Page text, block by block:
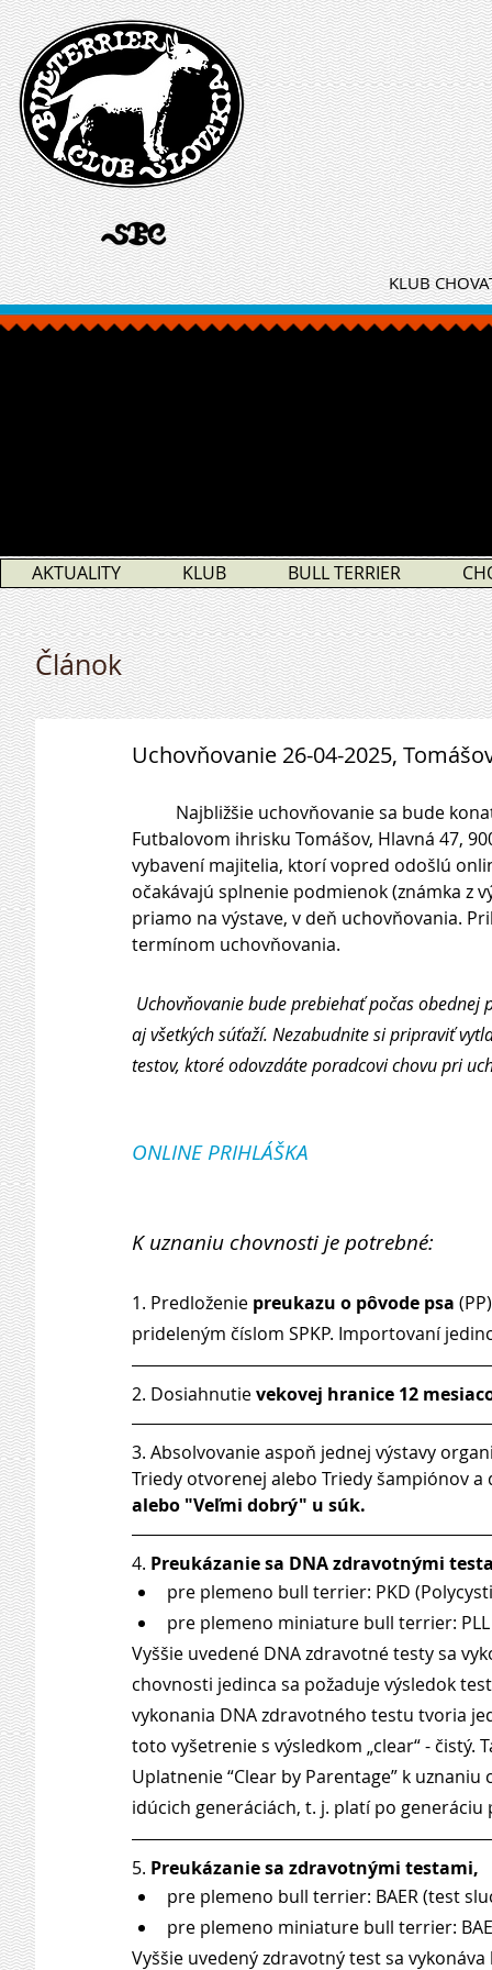
KLUB
AKTUALITY KLUB BULL TERRIER
Článok
Uchovňovanie 26-04-2025,
Futbalovom ihrisku Tomášov, Hlavná 47,
vybavení majitelia, ktorí vopred odošlú
očakávajú splnenie podmienok (známka z
priamo na výstave, v deň uchovňovania.
termínom uchovňovania.
Uchovňovanie bude prebiehať počas obednej
aj všetkých súťaží. Nezabudnite si pripraviť
testov, ktoré odovzdáte poradcovi chovu pri
ONLINE PRIHLÁŠKA
K uznaniu chovnosti je potrebné:
1. Predloženie preukazu o pôvode psa
prideleným číslom SPKP. Importovaní
2. Dosiahnutie vekovej hranice 12
3. Absolvovanie aspoň jednej výstavy
Triedy otvorenej alebo Triedy šampiónov
alebo "Veľmi dobrý" u súk.
4. Preukázanie sa DNA zdravotnými
pre plemeno bull terrier: PKD
pre plemeno miniature bull terrier:
Vyššie uvedené DNA zdravotné testy sa
chovnosti jedinca sa požaduje výsledok
vykonania DNA zdravotného testu tvoria
toto vyšetrenie s výsledkom „clear“ - čistý.
Uplatnenie “Clear by Parentage” k
idúcich generáciách, t. j. platí po
5. Preukázanie sa zdravotnými testami,
pre plemeno bull terrier: BAER (test
pre plemeno miniature bull terrier:
Vyššie uvedený zdravotný test sa